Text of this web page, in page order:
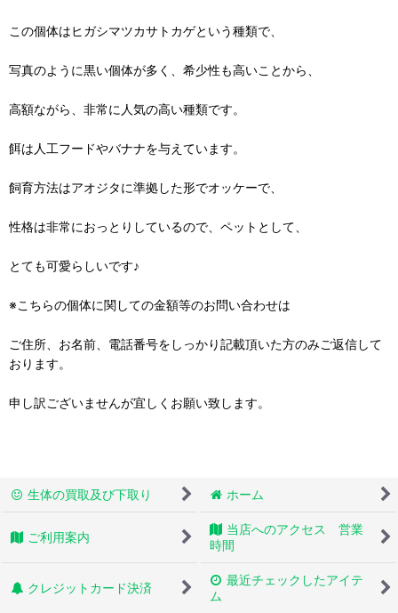
この個体はヒガシマツカサトカゲという種類で、
写真のように黒い個体が多く、希少性も高いことから、
高額ながら、非常に人気の高い種類です。
餌は人工フードやバナナを与えています。
飼育方法はアオジタに準拠した形でオッケーで、
性格は非常におっとりしているので、ペットとして、
とても可愛らしいです♪
※こちらの個体に関しての金額等のお問い合わせは
ご住所、お名前、電話番号をしっかり記載頂いた方のみご返信して
おります。
申し訳ございませんが宜しくお願い致します。
生体の買取及び下取り ホーム
ご利用案内
当店へのアクセス 営業
時間
クレジットカード決済
最近チェックしたアイテ
ム